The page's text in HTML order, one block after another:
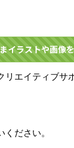
イラストや画像
エイティブサ
ださい。